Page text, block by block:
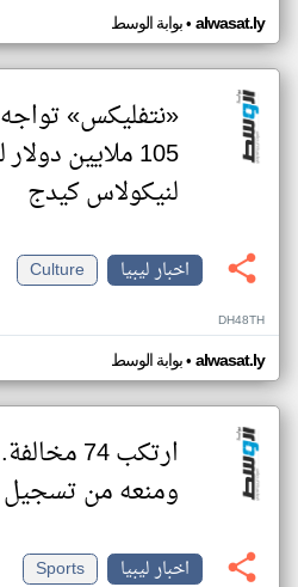
بوابة الوسط• alwasat.ly
«نتفليكس»
105 ملايين
لنيكولاس كيدج
اخبار ليبيا
Culture
DH48TH
بوابة الوسط• alwasat.ly
ارتكب 74
ومنعه من تسجيل
اخبار ليبيا
Sports